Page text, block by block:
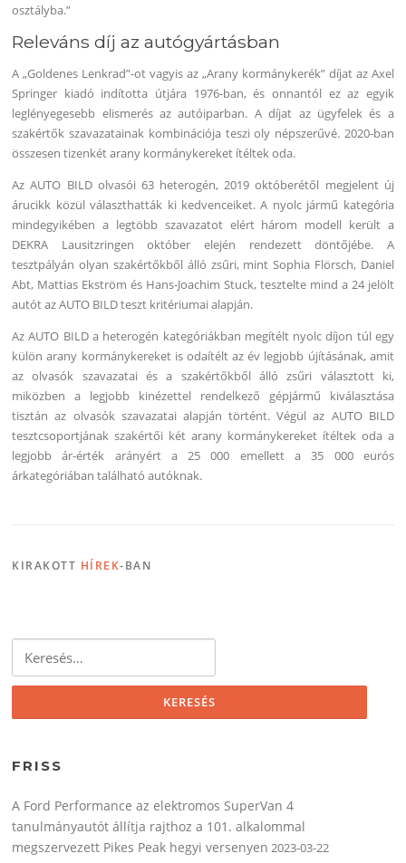
osztályba.”
Releváns díj az autógyártásban
A „Goldenes Lenkrad”-ot vagyis az „Arany kormánykerék” díjat az Axel
Springer kiadó indította útjára 1976-ban, és onnantól ez az egyik
leglényegesebb elismerés az autóiparban. A díjat az ügyfelek és a
szakértők szavazatainak kombinációja teszi oly népszerűvé. 2020-ban
összesen tizenkét arany kormánykereket ítéltek oda.
Az AUTO BILD olvasói 63 heterogén, 2019 októberétől megjelent új
árucikk közül választhatták ki kedvenceiket. A nyolc jármű kategória
mindegyikében a legtöbb szavazatot elért három modell került a
DEKRA Lausitzringen október elején rendezett döntőjébe. A
tesztpályán olyan szakértőkből álló zsűri, mint Sophia Flörsch, Daniel
Abt, Mattias Ekström és Hans-Joachim Stuck, tesztelte mind a 24 jelölt
autót az AUTO BILD teszt kritériumai alapján.
Az AUTO BILD a heterogén kategóriákban megítélt nyolc díjon túl egy
külön arany kormánykereket is odaítélt az év legjobb újításának, amit
az olvasók szavazatai és a szakértőkből álló zsűri választott ki,
miközben a legjobb kinézettel rendelkező gépjármű kiválasztása
tisztán az olvasók szavazatai alapján történt. Végül az AUTO BILD
tesztcsoportjának szakértői két arany kormánykereket ítéltek oda a
legjobb ár-érték arányért a 25 000 emellett a 35 000 eurós
árkategóriában található autóknak.
KIRAKOTT HÍREK-BAN
FRISS
A Ford Performance az elektromos SuperVan 4
tanulmányautót állítja rajthoz a 101. alkalommal
megszervezett Pikes Peak hegyi versenyen 2023-03-22